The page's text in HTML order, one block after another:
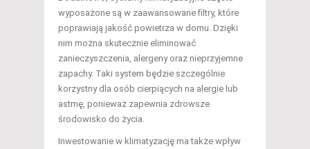
wyposażone są w zaawansowane filtry, które
poprawiają jakość powietrza w domu. Dzięki
nim można skutecznie eliminować
zanieczyszczenia, alergeny oraz nieprzyjemne
zapachy. Taki system będzie szczególnie
korzystny dla osób cierpiących na alergie lub
astmę, ponieważ zapewnia zdrowsze
środowisko do życia.
Inwestowanie w klimatyzację ma także wpływ